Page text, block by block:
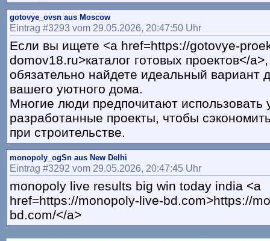
gotovye_ovsn aus Moscow
Eintrag #3293 vom 29.05.2026, 20:47:50 Uhr
Если вы ищете <a href=https://gotovye-
domov18.ru>каталог готовых проектов</
обязательно найдете идеальный вариант
вашего уютного дома.
Многие люди предпочитают использовать
разработанные проекты, чтобы
при строительстве.
monopoly_ogSn aus New Delhi
Eintrag #3292 vom 29.05.2026, 20:47:45 Uhr
monopoly live results big win today india <a
href=https://monopoly-live-bd.com>https://
bd.com/</a>